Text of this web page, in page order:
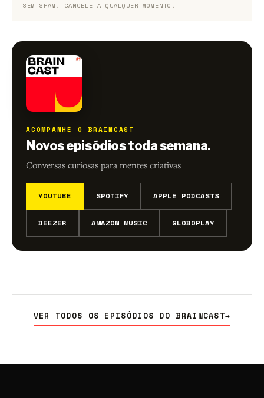
SEM SPAM. CANCELE A QUALQUER MOMENTO.
ACOMPANHE O BRAINCAST
Novos episódios toda semana.
Conversas curiosas para mentes criativas
YOUTUBE SPOTIFY APPLE PODCASTS
DEEZER AMAZON MUSIC GLOBOPLAY
VER TODOS OS EPISÓDIOS DO BRAINCAST→